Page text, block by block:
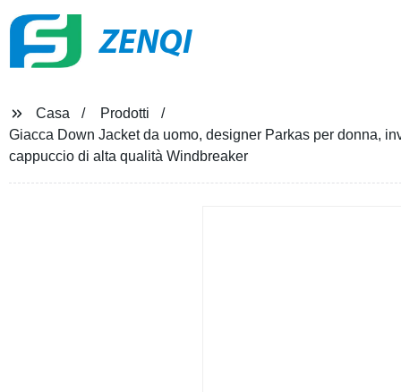
ZENQI
Casa
Prodotti
Giacca Down Jacket da uomo, designer Parkas per donna,
cappuccio di alta qualità Windbreaker